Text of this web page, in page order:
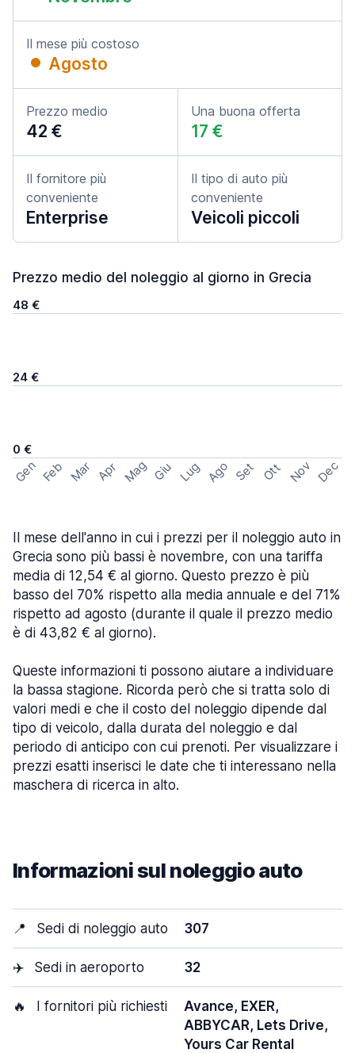
Il mese più costoso
Agosto
Prezzo medio
42 €
Una buona offerta
17 €
Il fornitore più
conveniente
Enterprise
Il tipo di auto più
conveniente
Veicoli piccoli
Prezzo medio del noleggio al giorno in Grecia
48 €
24 €
0 €
Gen Feb Mar Apr Mag Giu Lug Ago Set Ott Nov Dec
Il mese dell'anno in cui i prezzi per il noleggio auto in
Grecia sono più bassi è novembre, con una tariffa
media di 12,54 € al giorno. Questo prezzo è più
basso del 70% rispetto alla media annuale e del 71%
rispetto ad agosto (durante il quale il prezzo medio
è di 43,82 € al giorno).
Queste informazioni ti possono aiutare a individuare
la bassa stagione. Ricorda però che si tratta solo di
valori medi e che il costo del noleggio dipende dal
tipo di veicolo, dalla durata del noleggio e dal
periodo di anticipo con cui prenoti. Per visualizzare i
prezzi esatti inserisci le date che ti interessano nella
maschera di ricerca in alto.
Informazioni sul noleggio auto
📍 Sedi di noleggio auto 307
✈️ Sedi in aeroporto 32
🔥 I fornitori più richiesti
Avance, EXER,
ABBYCAR, Lets Drive,
Yours Car Rental